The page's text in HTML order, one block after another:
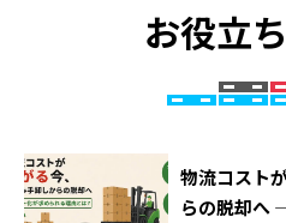
お役立
物流コスト
らの脱却へ